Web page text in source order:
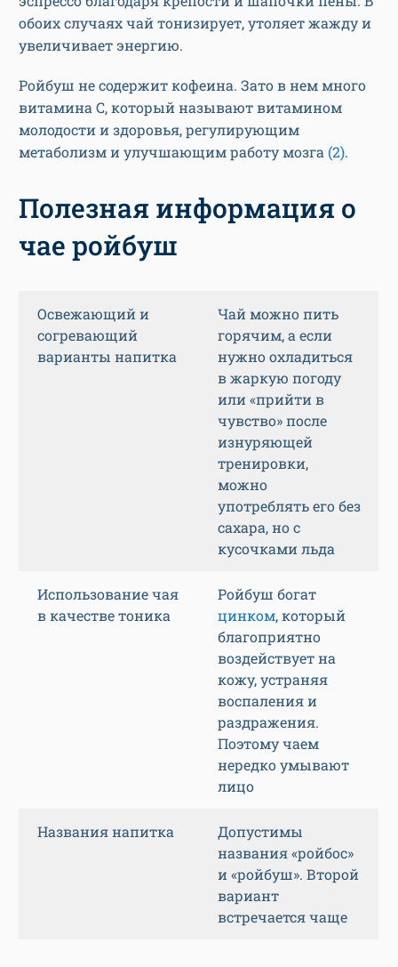
обоих случаях чай тонизирует, утоляет жажду и
увеличивает энергию.
Ройбуш не содержит кофеина. Зато в нем много
витамина C, который называют витамином
молодости и здоровья, регулирующим
метаболизм и улучшающим работу мозга (2).
Полезная информация о
чае ройбуш
Освежающий и
согревающий
варианты напитка
Чай можно пить
горячим, а если
нужно охладиться
в жаркую погоду
или «прийти в
чувство» после
изнуряющей
тренировки,
можно
употреблять его без
сахара, но с
кусочками льда
Использование чая
в качестве тоника
Ройбуш богат
цинком, который
благоприятно
воздействует на
кожу, устраняя
воспаления и
раздражения.
Поэтому чаем
нередко умывают
лицо
Названия напитка
Допустимы
названия «ройбос»
и «ройбуш». Второй
вариант
встречается чаще